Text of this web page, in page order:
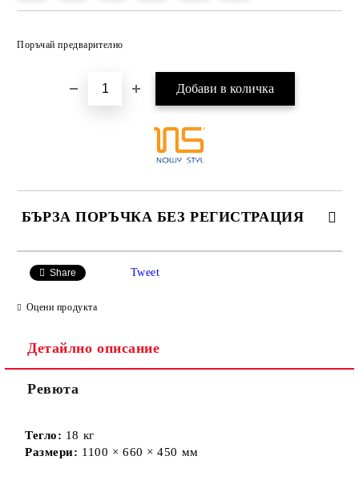
Поръчай предварително
БЪРЗА ПОРЪЧКА БЕЗ РЕГИСТРАЦИЯ
Ние ще се свържем с вас в рамките на работния ден.
Share Tweet
Оцени продукта
Детайлно описание
Ревюта
Тегло: 18 кг
Размери: 1100 × 660 × 450 мм